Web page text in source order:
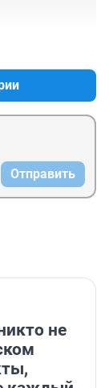
по
Отправить
не